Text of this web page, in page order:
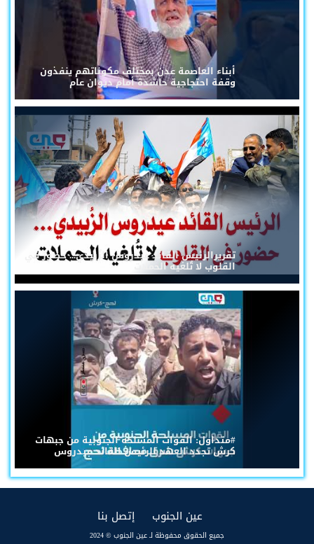
أبناء العاصمة عدن بمختلف مكوناتهم ينفذون
وقفة احتجاجية حاشدة أمام ديوان عام
تقريرالرئيس القائد عيدروس الزُبيدي... حضورٌ في
القلوب لا تُلغيه الحملات
#متداول: القوات المسلحة الجنوبية من جبهات
كرش تجدد العهد للرئيس القائد عيدروس
عين الجنوب إتصل بنا
جميع الحقوق محفوظة لـ عين الجنوب © 2024